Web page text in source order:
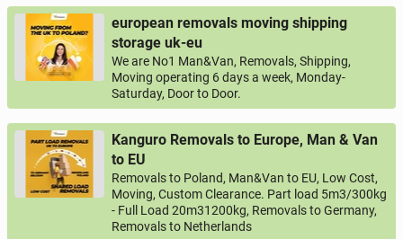
european removals moving shipping
storage uk-eu
We are No1 Man&Van, Removals, Shipping,
Moving operating 6 days a week, Monday-
Saturday, Door to Door.
Kanguro Removals to Europe, Man & Van
to EU
Removals to Poland, Man&Van to EU, Low Cost,
Moving, Custom Clearance. Part load 5m3/300kg
- Full Load 20m31200kg, Removals to Germany,
Removals to Netherlands